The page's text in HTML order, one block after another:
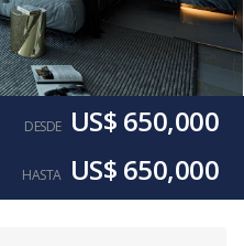
DESDE US$ 650,000
HASTA US$ 650,000